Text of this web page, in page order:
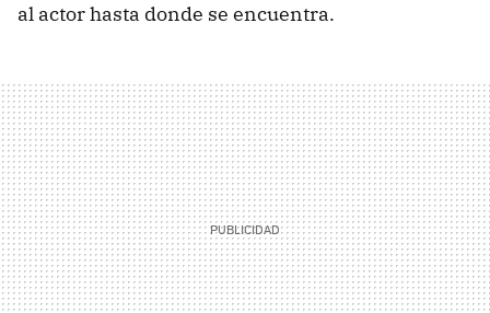
al actor hasta donde se encuentra.